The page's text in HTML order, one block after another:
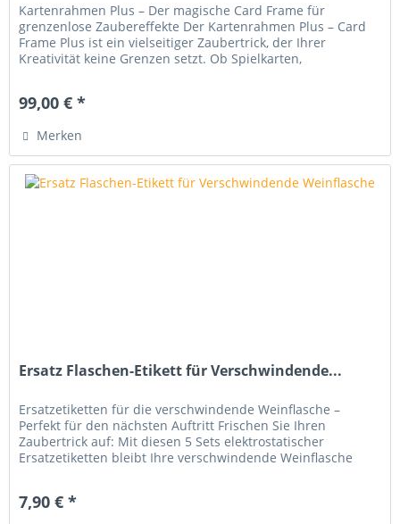
Kartenrahmen Plus – Der magische Card Frame für
grenzenlose Zaubereffekte Der Kartenrahmen Plus – Card
Frame Plus ist ein vielseitiger Zaubertrick, der Ihrer
Kreativität keine Grenzen setzt. Ob Spielkarten,
99,00 € *
Merken
Ersatz Flaschen-Etikett für Verschwindende...
Ersatzetiketten für die verschwindende Weinflasche –
Perfekt für den nächsten Auftritt Frischen Sie Ihren
Zaubertrick auf: Mit diesen 5 Sets elektrostatischer
Ersatzetiketten bleibt Ihre verschwindende Weinflasche
7,90 € *